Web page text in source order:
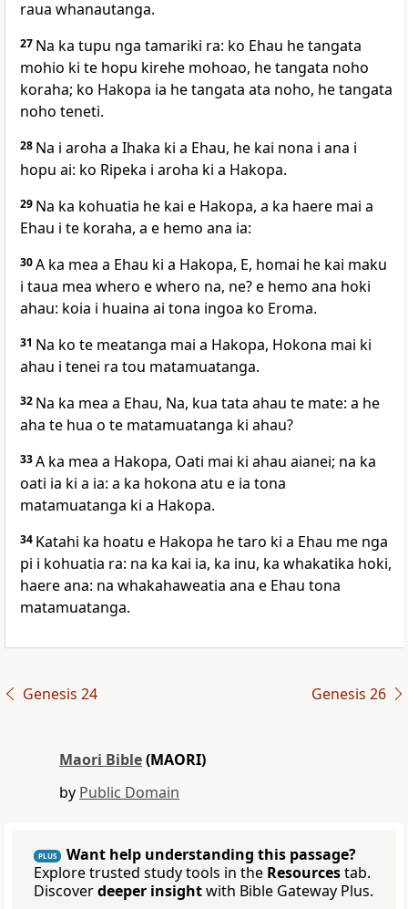
raua whanautanga.
27 Na ka tupu nga tamariki ra: ko Ehau he tangata
mohio ki te hopu kirehe mohoao, he tangata noho
koraha; ko Hakopa ia he tangata ata noho, he tangata
noho teneti.
28 Na i aroha a Ihaka ki a Ehau, he kai nona i ana i
hopu ai: ko Ripeka i aroha ki a Hakopa.
29 Na ka kohuatia he kai e Hakopa, a ka haere mai a
Ehau i te koraha, a e hemo ana ia:
30A ka mea a Ehau ki a Hakopa, E, homai he kai maku
i taua mea whero e whero na, ne? e hemo ana hoki
ahau: koia i huaina ai tona ingoa ko Eroma.
31 Na ko te meatanga mai a Hakopa, Hokona mai ki
ahau i tenei ra tou matamuatanga.
32 Na ka mea a Ehau, Na, kua tata ahau te mate: a he
aha te hua o te matamuatanga ki ahau?
33A ka mea a Hakopa, Oati mai ki ahau aianei; na ka
oati ia ki a ia: a ka hokona atu e ia tona
matamuatanga ki a Hakopa.
34 Katahi ka hoatu e Hakopa he taro ki a Ehau me nga
pi i kohuatia ra: na ka kai ia, ka inu, ka whakatika hoki,
haere ana: na whakahaweatia ana e Ehau tona
matamuatanga.
Genesis 24 Genesis 26
Maori Bible(MAORI)
by Public Domain
PLUS
Want help understanding this passage?
Explore trusted study tools in the Resourcestab.
Discoverdeeper insightwith Bible Gateway Plus.